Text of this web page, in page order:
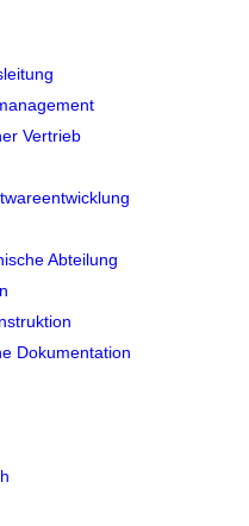
Vertrieb
Abteilung
Dokumentation